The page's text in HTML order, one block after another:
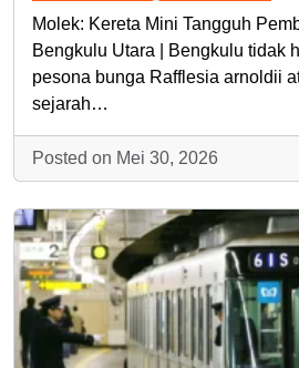
Molek: Kereta Mini Tangguh
Bengkulu Utara | Bengkulu tidak
pesona bunga Rafflesia arnoldii
sejarah…
Posted on Mei 30, 2026